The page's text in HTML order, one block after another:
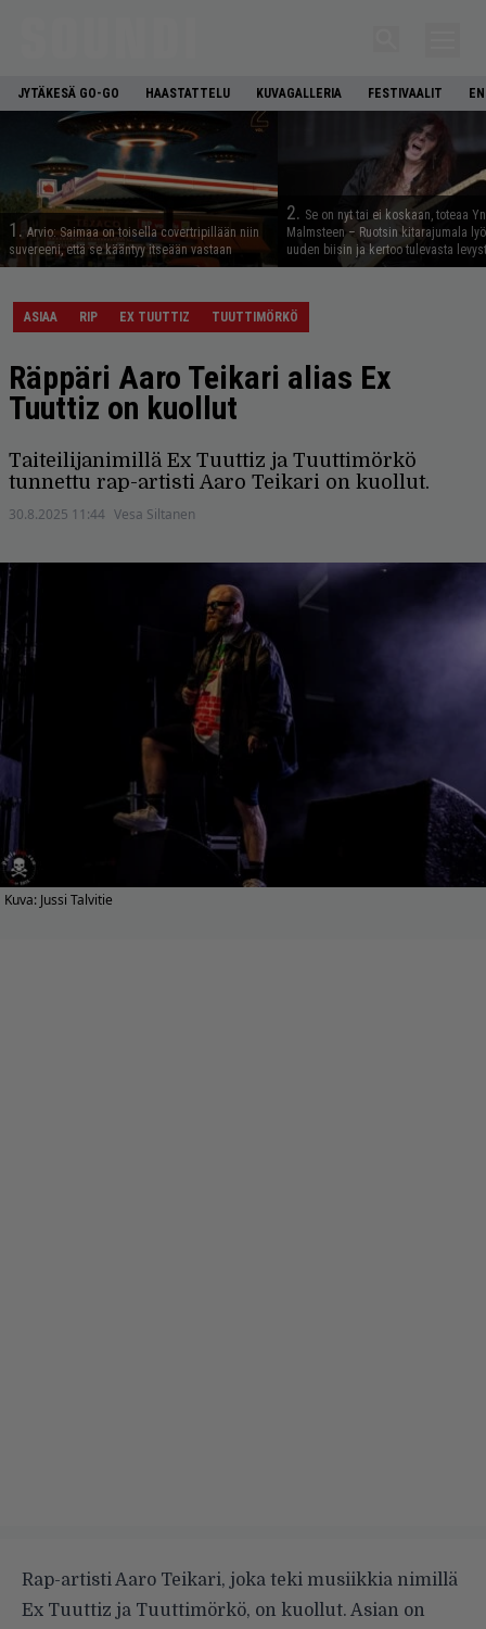
JYTÄKESÄ GO-GO HAASTATTELU KUVAGALLERIA FESTIVAALIT
1. Arvio: Saimaa on toisella covertripillään niin
suvereeni, että se kääntyy itseään vastaan
2. Se on nyt tai ei koskaan, toteaa
Malmsteen – Ruotsin kitarajumala
uuden biisin ja kertoo tulevasta
ASIAA RIP EX TUUTTIZ TUUTTIMÖRKÖ
Räppäri Aaro Teikari alias Ex
Tuuttiz on kuollut
Taiteilijanimillä Ex Tuuttiz ja Tuuttimörkö
tunnettu rap-artisti Aaro Teikari on kuollut.
30.8.2025 11:44 Vesa Siltanen
Kuva: Jussi Talvitie
Rap-artisti Aaro Teikari, joka teki musiikkia nimillä
Ex Tuuttiz ja Tuuttimörkö, on kuollut. Asian on